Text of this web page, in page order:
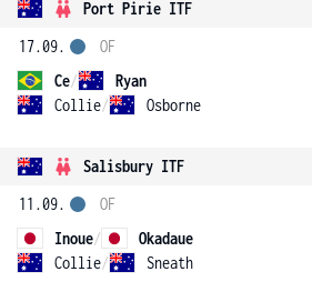
Port Pirie ITF
17.09.
Ce/
Ryan
Collie/ Osborne
OF
Salisbury ITF
11.09.
Inoue/
Okadaue
Collie/ Sneath
OF